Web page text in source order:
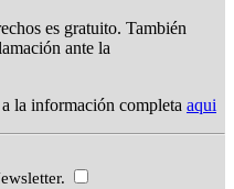
es gratuito. También
ante la
la información completa aqui